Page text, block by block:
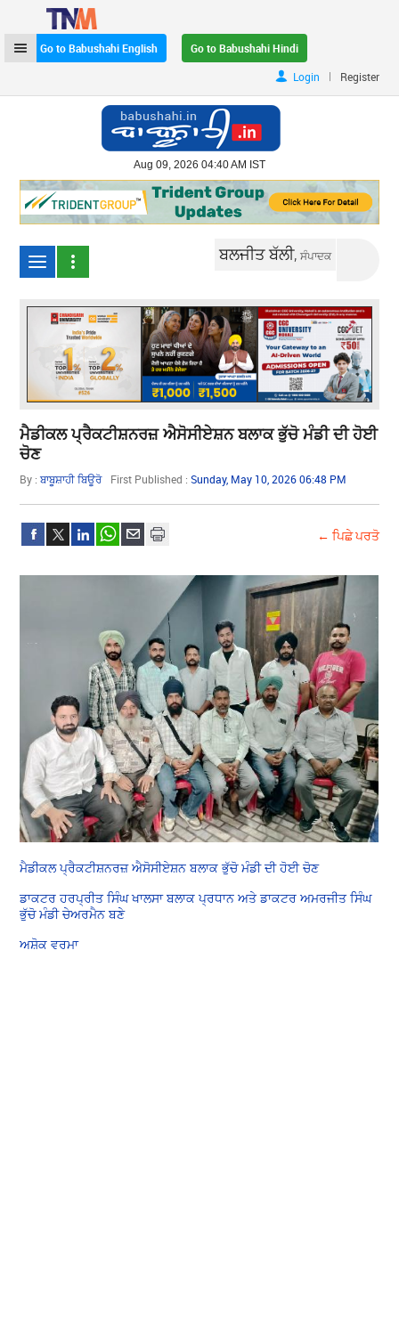
Go to Babushahi English
Go to Babushahi Hindi
Login
| Register
Aug 09, 2026 04:40 AM IST
ਬਲਜੀਤ ਬੱਲੀ,ਸੰਪਾਦਕ
ਮੈਡੀਕਲ ਪ੍ਰੈਕਟੀਸ਼ਨਰਜ਼ ਐਸੋਸੀਏਸ਼ਨ ਬਲਾਕ ਭੁੱਚੋ ਮੰਡੀ ਦੀ ਹੋਈ
ਚੋਣ
By :ਬਾਬੂਸ਼ਾਹੀ ਬਿਊਰੋ First Published :Sunday, May 10, 2026 06:48 PM
← ਪਿਛੇ ਪਰਤੋ
ਮੈਡੀਕਲ ਪ੍ਰੈਕਟੀਸ਼ਨਰਜ਼ ਐਸੋਸੀਏਸ਼ਨ ਬਲਾਕ ਭੁੱਚੋ ਮੰਡੀ ਦੀ ਹੋਈ ਚੋਣ
ਡਾਕਟਰ ਹਰਪ੍ਰੀਤ ਸਿੰਘ ਖਾਲਸਾ ਬਲਾਕ ਪ੍ਰਧਾਨ ਅਤੇ ਡਾਕਟਰ ਅਮਰਜੀਤ ਸਿੰਘ
ਭੁੱਚੋ ਮੰਡੀ ਚੇਅਰਮੈਨ ਬਣੇ
ਅਸ਼ੋਕ ਵਰਮਾ